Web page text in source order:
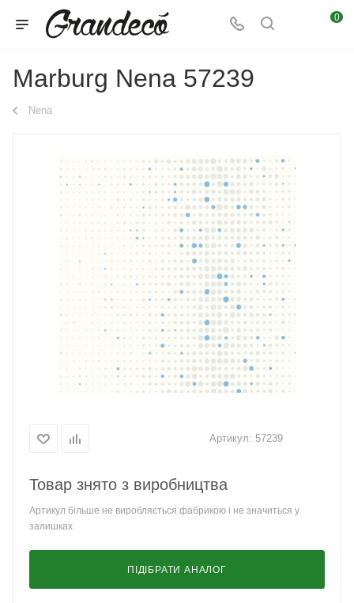
0
Marburg Nena 57239
Nena
Артикул: 57239
Товар знято з виробництва
Артикул більше не виробляється фабрикою і не значиться у
залишках
ПІДІБРАТИ АНАЛОГ